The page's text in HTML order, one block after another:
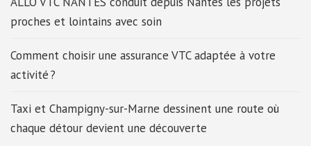
proches et lointains avec soin
Comment choisir une assurance VTC adaptée à votre
activité ?
Taxi et Champigny-sur-Marne dessinent une route où
chaque détour devient une découverte